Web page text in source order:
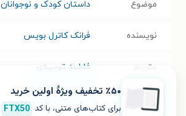
موضوع داستان کودک و نوجوانان
نویسنده فرانک کاترل بویس
مترجم فاطمه توحیدی
انتشارات هفت و نیم ٪۵۰ تخفیف ویژۀ اولین خرید
برای کتاب‌های متنی، با کد FTX50